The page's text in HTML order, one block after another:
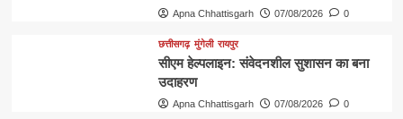
Apna Chhattisgarh 07/08/2026 0
छत्तीसगढ़ मुंगेली रायपुर
सीएम हेल्पलाइन: संवेदनशील सुशासन का बना
उदाहरण
Apna Chhattisgarh 07/08/2026 0